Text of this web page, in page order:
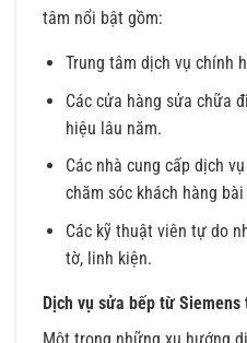
tâm nổi bật gồm:
Trung tâm dịch vụ chính
Các cửa hàng sửa chữa
hiệu lâu năm.
Các nhà cung cấp dịch
chăm sóc khách hàng bài
Các kỹ thuật viên tự do
tờ, linh kiện.
Dịch vụ sửa bếp từ